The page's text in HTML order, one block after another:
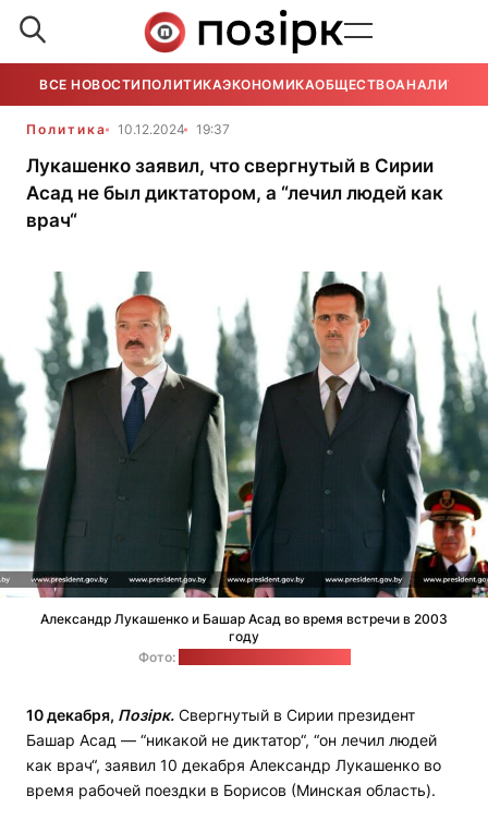
ВСЕ НОВОСТИ ПОЛИТИКАЭКОНОМИКАОБЩЕСТВОАНАЛИТИКА
Политика 10.12.2024 19:37
Лукашенко заявил, что свергнутый в Сирии
Асад не был диктатором, а “лечил людей как
врач“
Александр Лукашенко и Башар Асад во время встречи в 2003
году
Фото:
10 декабря, Позірк. Свергнутый в Сирии президент
Башар Асад — “никакой не диктатор“, “он лечил людей
как врач“, заявил 10 декабря Александр Лукашенко во
время рабочей поездки в Борисов (Минская область).